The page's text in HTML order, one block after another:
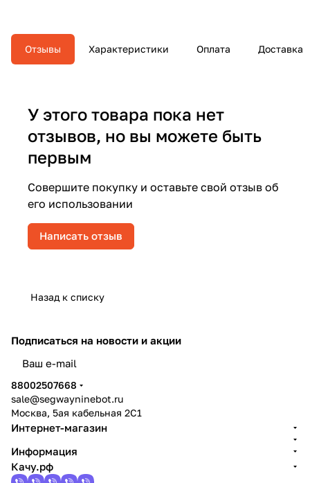
Отзывы Характеристики Оплата Доставка
У этого товара пока нет
отзывов, но вы можете быть
первым
Совершите покупку и оставьте свой отзыв об
его использовании
Написать отзыв
Назад к списку
Подписаться на новости и акции
88002507668
sale@segwayninebot.ru
Москва, 5ая кабельная 2С1
Интернет-магазин
Информация
Качу.рф